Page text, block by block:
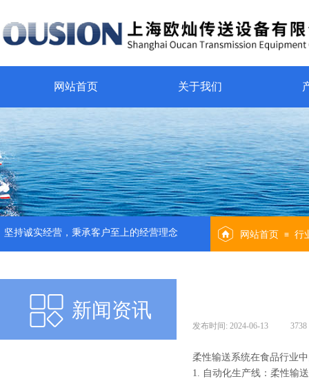
网站首页 关于我们
网站首页 ≡ 行
坚持诚实经营，秉承客户至上的经营理念
新闻资讯
发布时间: 2024-06-13 3738
柔性输送系统在食品行业
1. 自动化生产线：柔性输
新闻资讯